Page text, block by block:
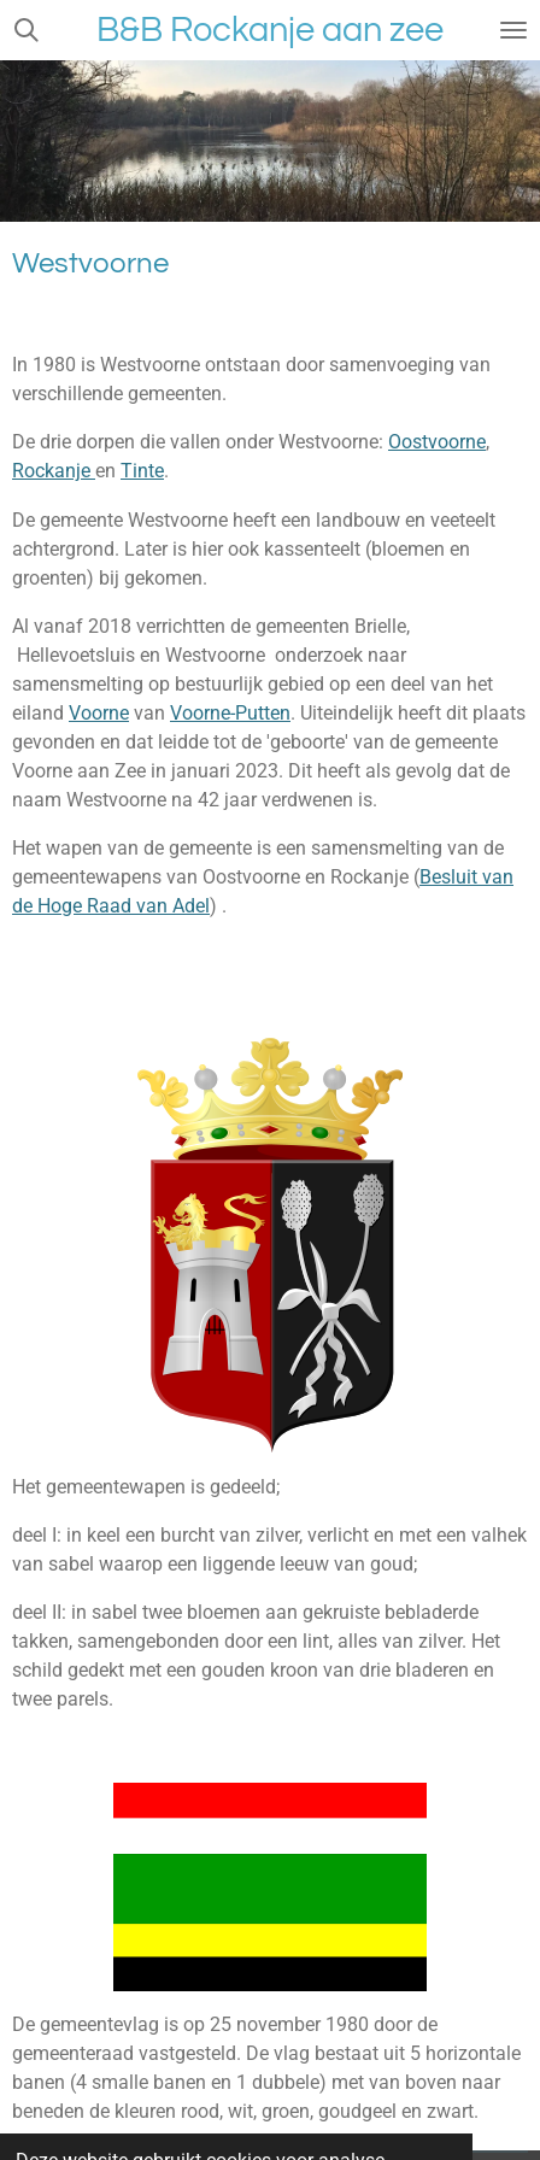
Ga
naar
de
hoofdinhoud
B&B Rockanje aan zee
Westvoorne
In 1980 is Westvoorne ontstaan door samenvoeging van
verschillende gemeenten.
De drie dorpen die vallen onder Westvoorne: Oostvoorne,
Rockanje en Tinte.
De gemeente Westvoorne heeft een landbouw en veeteelt
achtergrond. Later is hier ook kassenteelt (bloemen en
groenten) bij gekomen.
Al vanaf 2018 verrichtten de gemeenten Brielle,
Hellevoetsluis en Westvoorne onderzoek naar
samensmelting op bestuurlijk gebied op een deel van het
eiland Voorne van Voorne-Putten. Uiteindelijk heeft dit plaats
gevonden en dat leidde tot de 'geboorte' van de gemeente
Voorne aan Zee in januari 2023. Dit heeft als gevolg dat de
naam Westvoorne na 42 jaar verdwenen is.
Het wapen van de gemeente is een samensmelting van de
gemeentewapens van Oostvoorne en Rockanje (Besluit van
de Hoge Raad van Adel ) .
Het gemeentewapen is gedeeld;
deel I: in keel een burcht van zilver, verlicht en met een valhek
van sabel waarop een liggende leeuw van goud;
deel II: in sabel twee bloemen aan gekruiste bebladerde
takken, samengebonden door een lint, alles van zilver. Het
schild gedekt met een gouden kroon van drie bladeren en
twee parels.
De gemeentevlag is op 25 november 1980 door de
gemeenteraad vastgesteld. De vlag bestaat uit 5 horizontale
banen (4 smalle banen en 1 dubbele) met van boven naar
beneden de kleuren rood, wit, groen, goudgeel en zwart.